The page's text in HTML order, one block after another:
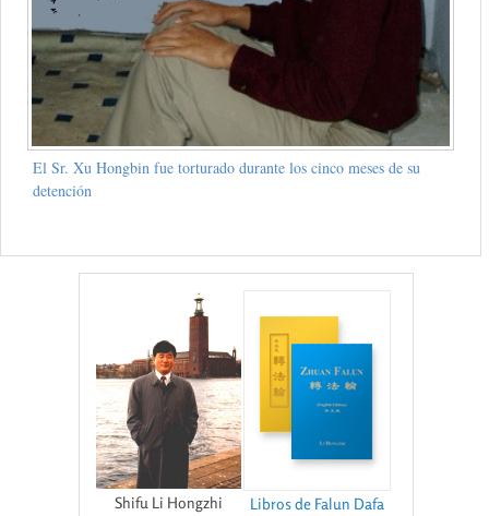
El Sr. Xu Hongbin fue torturado durante los cinco meses de su
detención
Shifu Li Hongzhi Libros de Falun Dafa